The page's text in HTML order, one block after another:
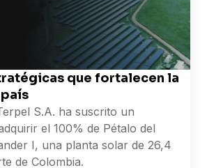
que fortalecen la
S.A. ha suscrito un
el 100% de Pétalo del
I, una planta solar de 26,4
de Colombia.